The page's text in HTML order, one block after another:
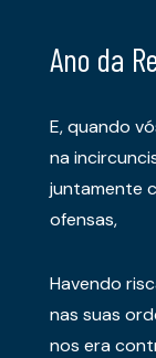
Ano da
E, quando
na
juntamente
ofensas,
Havendo
nas suas
nos era